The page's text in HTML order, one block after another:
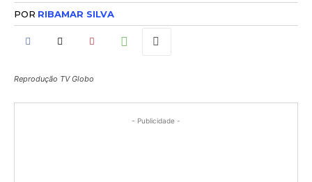
POR RIBAMAR SILVA
Reprodução TV Globo
- Publicidade -